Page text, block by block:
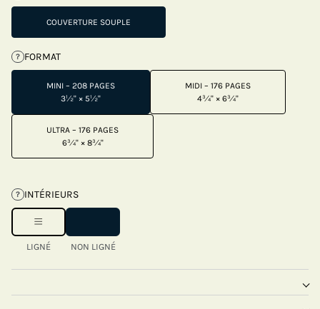
COUVERTURE SOUPLE
? FORMAT
MINI – 208 PAGES
3½" × 5½"
MIDI – 176 PAGES
4¾" × 6¾"
ULTRA – 176 PAGES
6¾" × 8¾"
? INTÉRIEURS
LIGNÉ NON LIGNÉ